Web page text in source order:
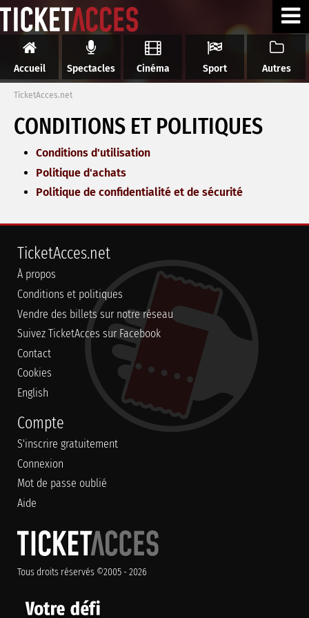
Accueil Spectacles Cinéma Sport Autres
TicketAcces.net
CONDITIONS ET POLITIQUES
Conditions d'utilisation
Politique d'achats
Politique de confidentialité et de sécurité
TicketAcces.net
À propos
Conditions et politiques
Vendre des billets sur notre réseau
Suivez TicketAcces sur Facebook
Contact
Cookies
English
Compte
S'inscrire gratuitement
Connexion
Mot de passe oublié
Aide
Tous droits réservés ©2005 - 2026